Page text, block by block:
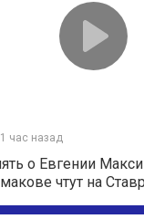
час назад
о Евгении
чтут на